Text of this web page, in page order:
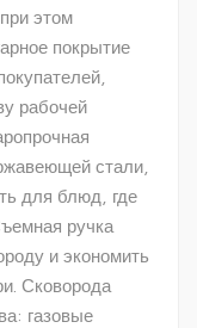
этом
покрытие
рабочей
стали,
для блюд, где
ручка
и экономить
Сковорода
газовые